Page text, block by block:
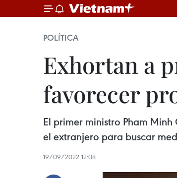
POLÍTICA
Exhortan a
favorecer
El primer ministro Pham
el extranjero para buscar
19/09/2022 12:08